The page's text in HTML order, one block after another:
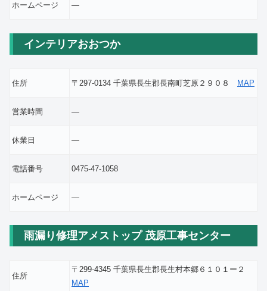
ホームページ ―
インテリアおおつか
住所 〒297-0134 千葉県長生郡長南町芝原２９０８ MAP
営業時間 ―
休業日 ―
電話番号 0475-47-1058
ホームページ ―
雨漏り修理アメストップ 茂原工事センター
住所
〒299-4345 千葉県長生郡長生村本郷６１０１ー２
MAP